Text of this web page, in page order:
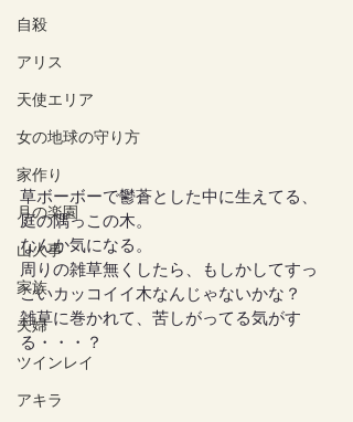
自殺
アリス
天使エリア
女の地球の守り方
家作り
月の楽園
山火事
家族
夫婦
ツインレイ
アキラ
草ボーボーで鬱蒼とした中に生えてる、
庭の隅っこの木。
なんか気になる。
周りの雑草無くしたら、もしかしてすっ
ごいカッコイイ木なんじゃないかな？
雑草に巻かれて、苦しがってる気がす
る・・・？